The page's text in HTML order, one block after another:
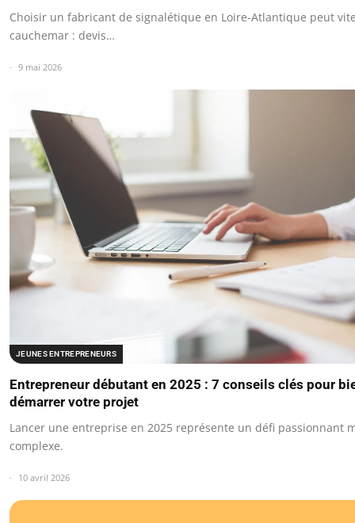
Choisir un fabricant de signalétique en Loire-Atlantique peut
cauchemar : devis…
9 mai 2026
JEUNES ENTREPRENEURS
Entrepreneur débutant en 2025 : 7 conseils clés pour
démarrer votre projet
Lancer une entreprise en 2025 représente un défi passionnant
complexe.
10 avril 2026